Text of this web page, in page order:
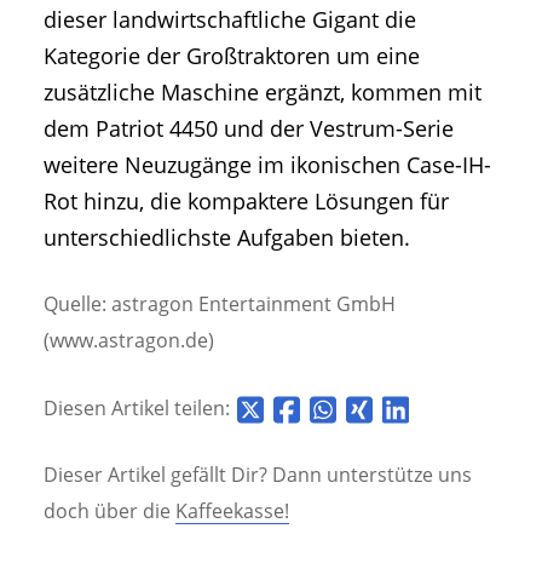
dieser landwirtschaftliche Gigant die
Kategorie der Großtraktoren um eine
zusätzliche Maschine ergänzt, kommen mit
dem Patriot 4450 und der Vestrum-Serie
weitere Neuzugänge im ikonischen Case-IH-
Rot hinzu, die kompaktere Lösungen für
unterschiedlichste Aufgaben bieten.
Quelle: astragon Entertainment GmbH
(www.astragon.de)
Diesen Artikel teilen:
Dieser Artikel gefällt Dir? Dann unterstütze uns
doch über die Kaffeekasse!